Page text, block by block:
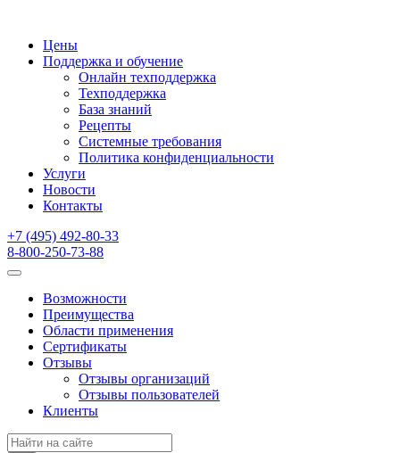
Цены
Поддержка и обучение
Онлайн техподдержка
Техподдержка
База знаний
Рецепты
Системные требования
Политика конфиденциальности
Услуги
Новости
Контакты
+7 (495) 492-80-33
8-800-250-73-88
Возможности
Преимущества
Области применения
Сертификаты
Отзывы
Отзывы организаций
Отзывы пользователей
Клиенты